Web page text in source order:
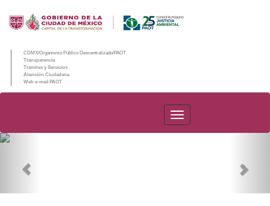
CDMX/Organismo Público Descentralizado/PAOT
Transparencia
Trámites y Servicios
Atención Ciudadana
Web e-mail PAOT
PAOT